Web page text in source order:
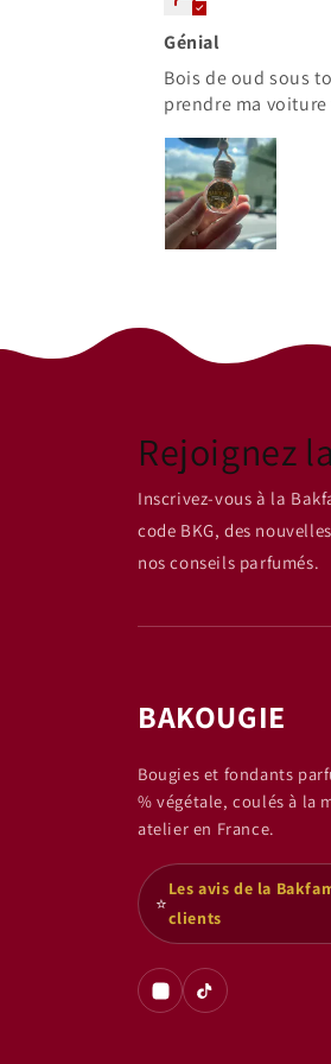
Génial
Bois de oud sous
prendre ma
Rejoignez
Inscrivez-vous à la
code BKG, des
nos conseils parfumés.
BAKOUGIE
Bougies et fondants
% végétale, coulés à la
atelier en France.
⭐
Les avis de la
clients